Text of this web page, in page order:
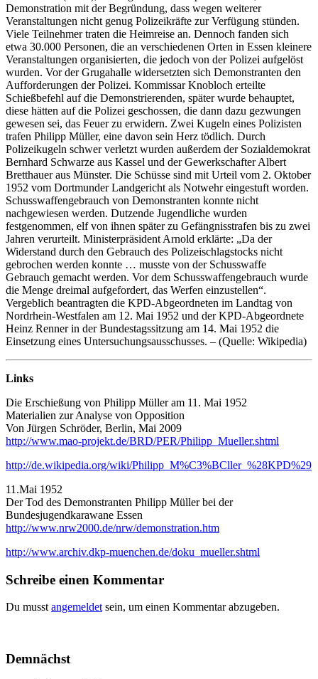
Demonstration mit der Begründung, dass wegen weiterer
Veranstaltungen nicht genug Polizeikräfte zur Verfügung stünden.
Viele Teilnehmer traten die Heimreise an. Dennoch fanden sich
etwa 30.000 Personen, die an verschiedenen Orten in Essen kleinere
Veranstaltungen organisierten, die jedoch von der Polizei aufgelöst
wurden. Vor der Grugahalle widersetzten sich Demonstranten den
Aufforderungen der Polizei. Kommissar Knobloch erteilte
Schießbefehl auf die Demonstrierenden, später wurde behauptet,
diese hätten auf die Polizei geschossen, die dann dazu gezwungen
gewesen sei, das Feuer zu erwidern. Zwei Kugeln eines Polizisten
trafen Philipp Müller, eine davon sein Herz tödlich. Durch
Polizeikugeln schwer verletzt wurden außerdem der Sozialdemokrat
Bernhard Schwarze aus Kassel und der Gewerkschafter Albert
Bretthauer aus Münster. Die Schüsse sind mit Urteil vom 2. Oktober
1952 vom Dortmunder Landgericht als Notwehr eingestuft worden.
Schusswaffengebrauch von Demonstranten konnte nicht
nachgewiesen werden. Dutzende Jugendliche wurden
festgenommen, elf von ihnen später zu Gefängnisstrafen bis zu zwei
Jahren verurteilt. Ministerpräsident Arnold erklärte: „Da der
Widerstand durch den Gebrauch des Polizeischlagstocks nicht
gebrochen werden konnte … musste von der Schusswaffe
Gebrauch gemacht werden. Vor dem Schusswaffengebrauch wurde
die Menge dreimal aufgefordert, das Werfen einzustellen“.
Vergeblich beantragten die KPD-Abgeordneten im Landtag von
Nordrhein-Westfalen am 12. Mai 1952 und der KPD-Abgeordnete
Heinz Renner in der Bundestagssitzung am 14. Mai 1952 die
Einsetzung eines Untersuchungsausschusses. – (Quelle: Wikipedia)
Links
Die Erschießung von Philipp Müller am 11. Mai 1952
Materialien zur Analyse von Opposition
Von Jürgen Schröder, Berlin, Mai 2009
http://www.mao-projekt.de/BRD/PER/Philipp_Mueller.shtml
http://de.wikipedia.org/wiki/Philipp_M%C3%BCller_%28KPD%29
11.Mai 1952
Der Tod des Demonstranten Philipp Müller bei der
Bundesjugendkarawane Essen
http://www.nrw2000.de/nrw/demonstration.htm
http://www.archiv.dkp-muenchen.de/doku_mueller.shtml
Schreibe einen Kommentar
Du musst angemeldet sein, um einen Kommentar abzugeben.
Demnächst